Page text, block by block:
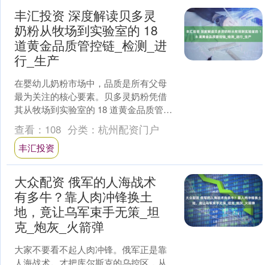
丰汇投资 深度解读贝多灵
奶粉从牧场到实验室的 18
道黄金品质管控链_检测_进
行_生产
在婴幼儿奶粉市场中，品质是所有父母
最为关注的核心要素。贝多灵奶粉凭借
其从牧场到实验室的 18 道黄金品质管控
链，在激烈的市场竞争中脱颖而出，为
宝宝们的健康成长筑....
查看： 108 分类： 杭州配资门户
丰汇投资
大众配资 俄军的人海战术
有多牛？靠人肉冲锋换土
地，竟让乌军束手无策_坦
克_炮灰_火箭弹
大家不要看不起人肉冲锋。俄军正是靠
人海战术。才把库尔斯克的乌控区，从